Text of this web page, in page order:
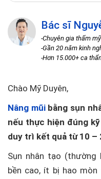
Bác sĩ
-Chuyên gia thẩm
-Gần 20 năm kinh
-Hơn 15.000+ ca
Chào Mỹ Duyên,
Nâng mũibằng sụn
nếu thực hiện đúng
duy trì kết quả từ 10 –
Sụn nhân tạo (thường
bền cao, ít bị hao mòn